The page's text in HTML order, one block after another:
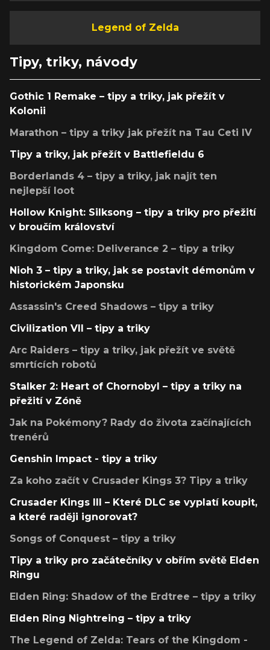
Legend of Zelda
Tipy, triky, návody
Gothic 1 Remake – tipy a triky, jak přežít v
Kolonii
Marathon – tipy a triky jak přežít na Tau Ceti IV
Tipy a triky, jak přežít v Battlefieldu 6
Borderlands 4 – tipy a triky, jak najít ten
nejlepší loot
Hollow Knight: Silksong – tipy a triky pro přežití
v broučím království
Kingdom Come: Deliverance 2 – tipy a triky
Nioh 3 – tipy a triky, jak se postavit démonům v
historickém Japonsku
Assassin's Creed Shadows – tipy a triky
Civilization VII – tipy a triky
Arc Raiders – tipy a triky, jak přežít ve světě
smrtících robotů
Stalker 2: Heart of Chornobyl – tipy a triky na
přežití v Zóně
Jak na Pokémony? Rady do života začínajících
trenérů
Genshin Impact - tipy a triky
Za koho začít v Crusader Kings 3? Tipy a triky
Crusader Kings III – Které DLC se vyplatí koupit,
a které raději ignorovat?
Songs of Conquest – tipy a triky
Tipy a triky pro začátečníky v obřím světě Elden
Ringu
Elden Ring: Shadow of the Erdtree – tipy a triky
Elden Ring Nightreing – tipy a triky
The Legend of Zelda: Tears of the Kingdom -